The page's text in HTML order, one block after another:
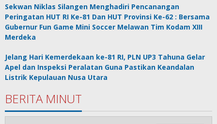
Sekwan Niklas Silangen Menghadiri Pencanangan
Peringatan HUT RI Ke-81 Dan HUT Provinsi Ke-62 : Bersama
Gubernur Fun Game Mini Soccer Melawan Tim Kodam XIII
Merdeka
Jelang Hari Kemerdekaan ke-81 RI, PLN UP3 Tahuna Gelar
Apel dan Inspeksi Peralatan Guna Pastikan Keandalan
Listrik Kepulauan Nusa Utara
BERITA MINUT